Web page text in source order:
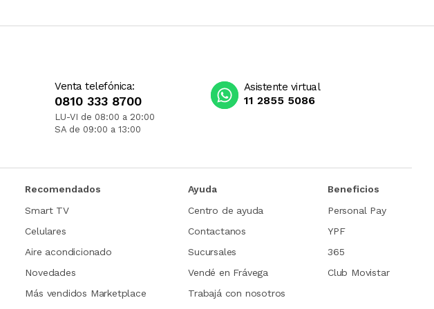
Venta telefónica:
0810 333 8700
LU-VI de 08:00 a 20:00
SA de 09:00 a 13:00
Asistente virtual
11 2855 5086
Recomendados
Smart TV
Celulares
Aire acondicionado
Novedades
Más vendidos Marketplace
Ayuda
Centro de ayuda
Contactanos
Sucursales
Vendé en Frávega
Trabajá con nosotros
Beneficios
Personal Pay
YPF
365
Club Movistar